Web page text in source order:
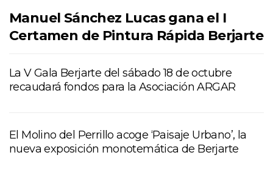
Manuel Sánchez Lucas gana el I
Certamen de Pintura Rápida Berjarte
La V Gala Berjarte del sábado 18 de octubre
recaudará fondos para la Asociación ARGAR
El Molino del Perrillo acoge ‘Paisaje Urbano’, la
nueva exposición monotemática de Berjarte